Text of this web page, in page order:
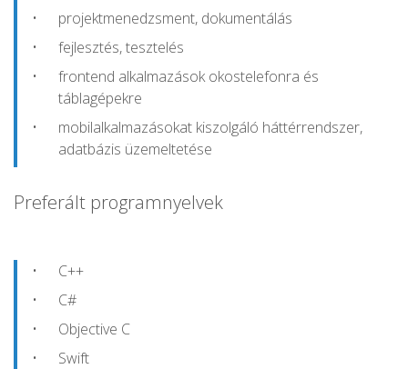
projektmenedzsment, dokumentálás
fejlesztés, tesztelés
frontend alkalmazások okostelefonra és
táblagépekre
mobilalkalmazásokat kiszolgáló háttérrendszer,
adatbázis üzemeltetése
Preferált programnyelvek
C++
C#
Objective C
Swift